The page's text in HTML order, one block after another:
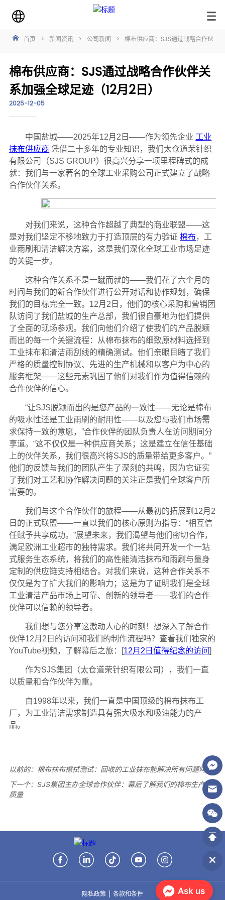
首页 > 新闻资讯 > 公司新闻 > 棉布供应商：SJS通过战略合作伙伴
棉布供应商：SJS通过战略合作伙伴关
系加强全球足迹（12月2日）
2025-12-05
以前的： 棉布抹布擦拭测试：回收的工业抹布能解决所有问题吗？
下一个：SJS集团主办全球合作伙伴：幕后了解我们的棉布生产和
质量
隐私政策 条款和条件 Ask us